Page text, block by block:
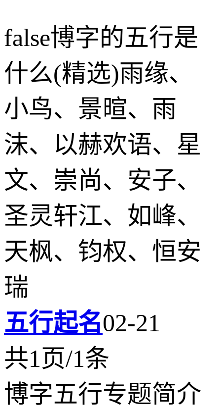
false博字的五行是
什么(精选)雨缘、
小鸟、景暄、雨
沫、以赫欢语、星
文、崇尚、安子、
圣灵轩江、如峰、
天枫、钧权、恒安
瑞
五行起名02-21
共1页/1条
博字五行专题简介